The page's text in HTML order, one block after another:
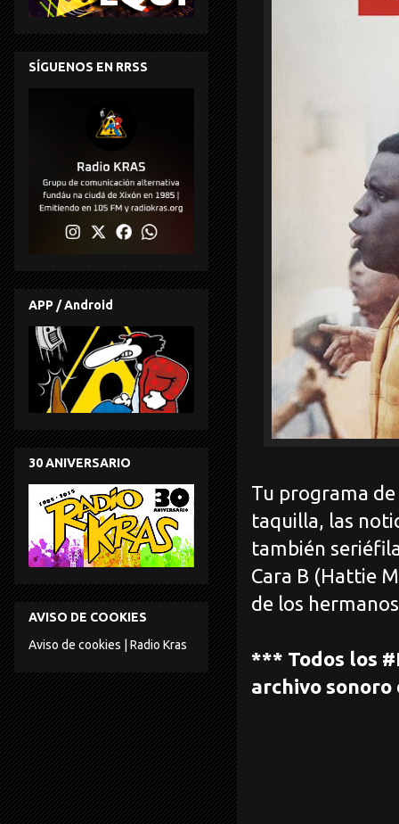
Tu programa
taquilla, las
también
Cara B (Hattie
de los
*** Todos los
archivo sonoro
SÍGUENOS EN RRSS
APP / Android
30 ANIVERSARIO
AVISO DE COOKIES
Aviso de cookies | Radio Kras